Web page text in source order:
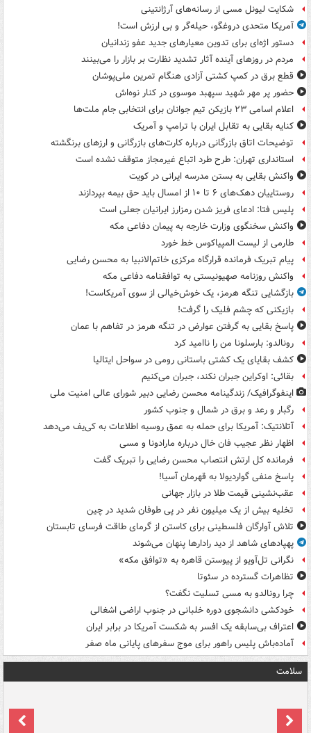
شکایت لیونل مسی از رسانه‌های آرژانتینی
آمریکا متحدی دروغگو، حیله‌گر و بی ارزش است!
دستور اژه‌ای برای تدوین معیارهای جدید عفو زندانیان
مردم در روزهای آینده آثار تشدید نظارت بر بازار را می‌بینند
قطع برق در کمپ کشتی آزادی هنگام تمرین ملی‌پوشان
حضور پر مهر شهید سپهبد موسوی در کنار نوه‌اش
اعلام اسامی ۲۳ بازیکن تیم جوانان برای انتخابی جام ملت‌ها
کنایه بقایی به تقابل ایران با ترامپ و آمریک
توضیحات اتاق بازرگانی درباره کارت‌های بازرگانی و ارزهای برنگشته
استانداری تهران: طرح طرد اتباع غیرمجاز متوقف نشده است
واکنش بقایی به بستن مدرسه ایرانی در کویت
روستاییان دهک‌های ۶ تا ۱۰ از امسال باید حق بیمه بپردازند
پلیس فتا: ادعای فریز شدن رمزارز ایرانیان جعلی است
واکنش سخنگوی وزارت خارجه به پیمان دفاعی مکه
طارمی از لیست المپیاکوس خط خورد
پیام تبریک فرمانده قرارگاه مرکزی خاتم‌الانبیا به محسن رضایی
واکنش روزنامه صهیونیستی به توافقنامه دفاعی مکه
بازگشایی تنگه هرمز، یک خوش‌خیالی از سوی آمریکاست!
بازیکنی که چشم فلیک را گرفت!
پاسخ بقایی به گرفتن عوارض در تنگه هرمز در تفاهم با عمان
رونالدو: بارسلونا من را ناامید کرد
کشف بقایای یک کشتی باستانی رومی در سواحل ایتالیا
بقائی: اوکراین جبران نکند، جبران می‌کنیم
اینفوگرافیک/ زندگینامه محسن رضایی دبیر شورای عالی امنیت‌ ملی
رگبار و رعد و برق در شمال و جنوب کشور
آتلانتیک: آمریکا برای حمله به عمق روسیه اطلاعات به کی‌یف می‌دهد
اظهار نظر عجیب فان خال درباره مارادونا و مسی
فرمانده کل ارتش انتصاب محسن رضایی را تبریک گفت
پاسخ منفی گواردیولا به قهرمان آسیا!
عقب‌نشینی قیمت طلا در بازار جهانی
تخلیه بیش از یک میلیون نفر در پی طوفان شدید در چین
تلاش آوارگان فلسطینی برای کاستن از گرمای طاقت فرسای تابستان
پهپادهای شاهد از دید رادارها پنهان می‌شوند
نگرانی تل‌آویو از پیوستن قاهره به «توافق مکه»
تظاهرات گسترده در سئوتا
چرا رونالدو به مسی تسلیت نگفت؟
خودکشی دانشجوی دوره خلبانی در جنوب اراضی اشغالی
اعتراف بی‌سابقه یک افسر به شکست آمریکا در برابر ایران
آماده‌باش پلیس راهور برای موج سفرهای پایانی ماه صفر
سلامت